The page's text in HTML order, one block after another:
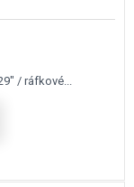
/ ráfkové...